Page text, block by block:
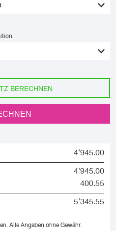
BERECHNEN
4'945.00
4'945.00
400.55
5'345.55
Alle Angaben ohne Gewähr.